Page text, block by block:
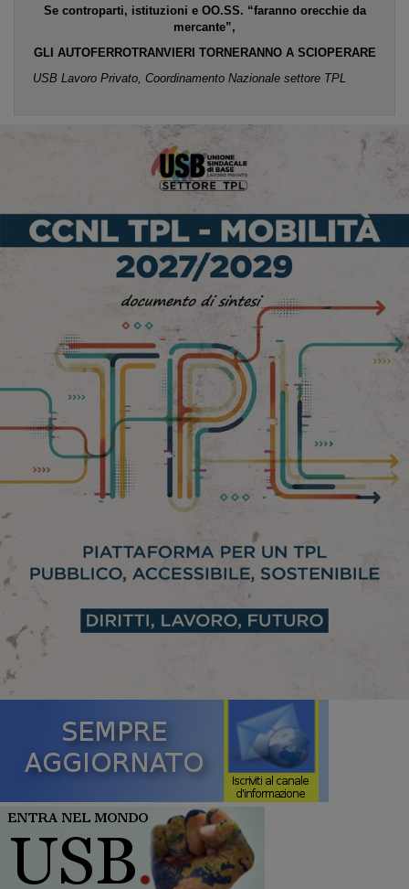
Se controparti, istituzioni e OO.SS. “faranno orecchie da
mercante”,
GLI AUTOFERROTRANVIERI TORNERANNO A SCIOPERARE
USB Lavoro Privato, Coordinamento Nazionale settore TPL